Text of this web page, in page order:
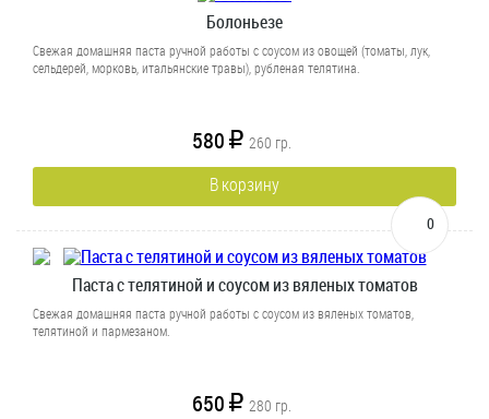
Болоньезе
Свежая домашняя паста ручной работы с соусом из овощей (томаты, лук,
сельдерей, морковь, итальянские травы), рубленая телятина.
580 R 260 гр.
В корзину
0
Паста с телятиной и соусом из вяленых томатов
Свежая домашняя паста ручной работы с соусом из вяленых томатов,
телятиной и пармезаном.
650 R 280 гр.